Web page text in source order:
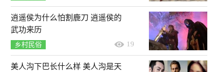
逍遥侯为什么怕割鹿刀 逍遥侯的
武功来历
乡村民俗 19
美人沟下巴长什么样 美人沟是天